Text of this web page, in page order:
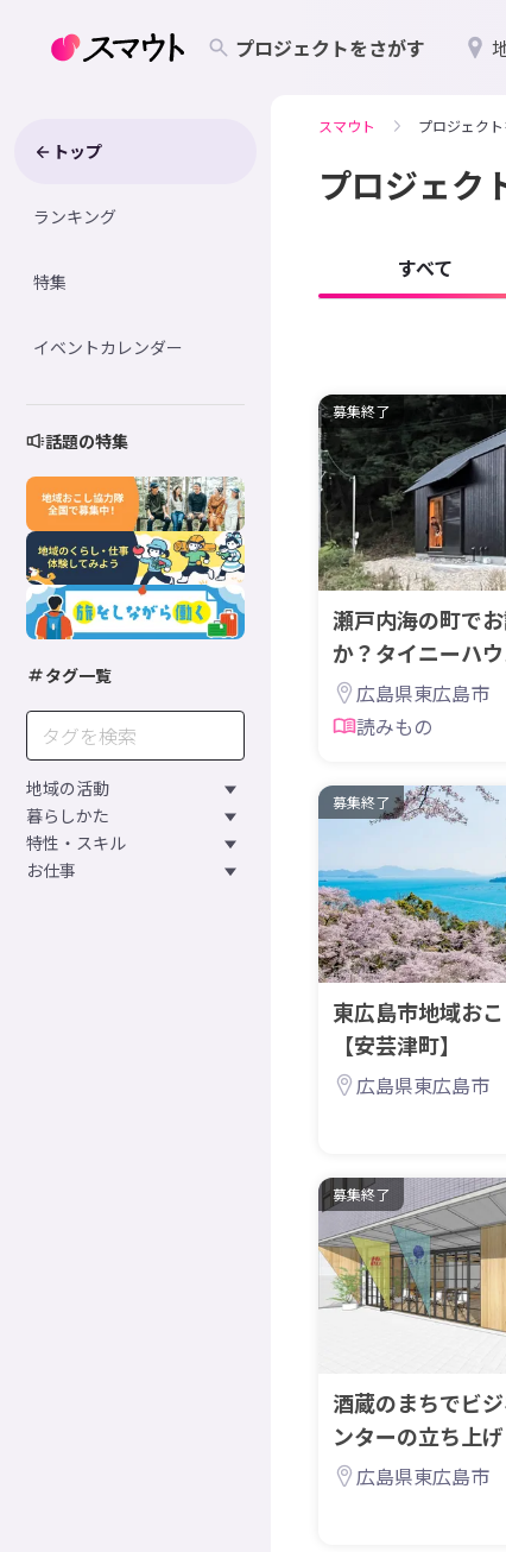
プロジェクトをさがす
トップ
ランキング
特集
イベントカレンダー
話題の特集
タグ一覧
地域の活動
暮らしかた
特性・スキル
お仕事
スマウト プロジェク
プロジェク
すべて
募集終了
瀬戸内海の町で
か？タイニーハ
広島県東広島市
読みもの
募集終了
東広島市地域お
【安芸津町】
広島県東広島市
募集終了
酒蔵のまちでビ
ンターの立ち上
広島県東広島市